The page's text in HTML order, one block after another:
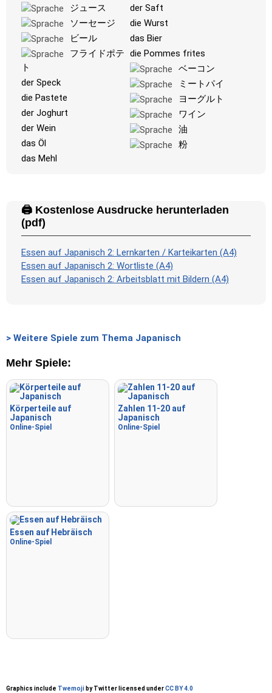
Match: Ordne ein Bild dem entsprechenden Wort zu.
Duolingo-Stil : Ein schnelles Spiel ähnlich denen in Duolingo.
Während du die Paare löst, erscheinen weitere.
Kreuzworträtsel
: Ein Kreuzworträtsel wird für dich erstellt,
das du ausdrucken oder lösen kannst.
Space: Fliege durch den Weltraum und schieße auf die
angegebenen Bilder! Verwende die Pfeiltasten zum
Bewegen und zur Geschwindigkeitssteuerung und die
Leertaste zum Schießen.
ジュース
der Saft
ソーセージ
die Wurst
ビール
das Bier
フライドポテ
ト
die Pommes frites
ベーコン
der Speck
ミートパイ
die Pastete
ヨーグルト
der Joghurt
ワイン
der Wein
油
das Öl
粉
das Mehl
🖨️ Kostenlose Ausdrucke herunterladen
(pdf)
Essen auf Japanisch 2: Lernkarten / Karteikarten (A4)
Essen auf Japanisch 2: Wortliste (A4)
Essen auf Japanisch 2: Arbeitsblatt mit Bildern (A4)
> Weitere Spiele zum Thema Japanisch
Mehr Spiele:
Körperteile auf
Japanisch
Online-Spiel
Zahlen 11-20 auf
Japanisch
Online-Spiel
Essen auf Hebräisch
Online-Spiel
Graphics include Twemoji by Twitter licensed underCC BY 4.0